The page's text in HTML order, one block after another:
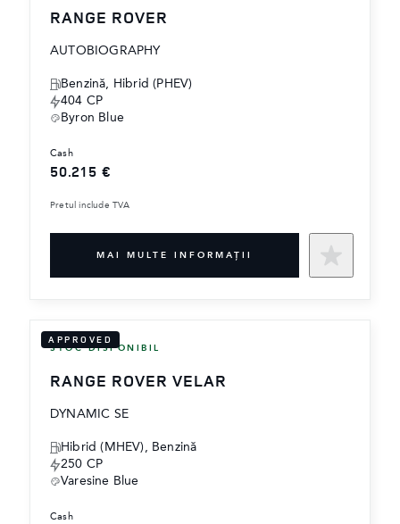
RANGE ROVER
AUTOBIOGRAPHY
‎Benzină, Hibrid (PHEV)
404 CP
Byron Blue
cash
50.215 €
Pretul include TVA
MAI MULTE INFORMAŢII
APPROVED
STOC DISPONIBIL
RANGE ROVER VELAR
DYNAMIC SE
Hibrid (MHEV), ‎Benzină
250 CP
Varesine Blue
cash